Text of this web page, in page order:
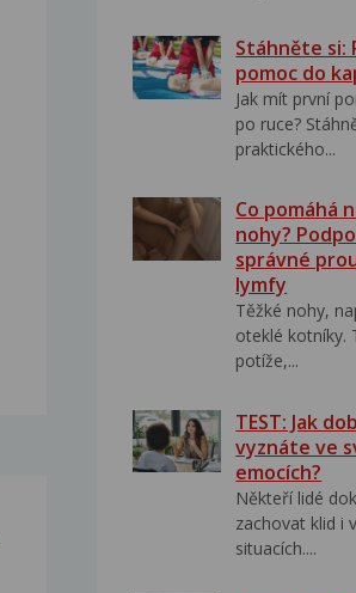
Stáhněte si:
pomoc do
Jak mít první
po ruce?
praktického...
Co pomáhá
nohy?
správné
lymfy
Těžké nohy,
oteklé kotníky.
potíže,...
TEST: Jak
vyznáte ve
emocích?
Někteří lidé
zachovat klid i
situacích....